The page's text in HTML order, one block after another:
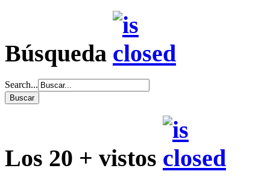
Búsqueda
Search...
Los 20 + vistos